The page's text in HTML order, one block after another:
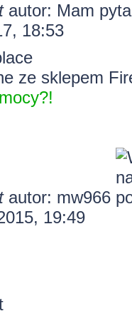
autor: Mam
18:53
ze sklepem
autor: mw966
19:49